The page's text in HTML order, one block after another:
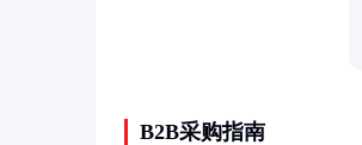
B2B采购指南